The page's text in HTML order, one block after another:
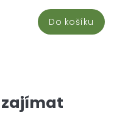
Do košíku
zajímat